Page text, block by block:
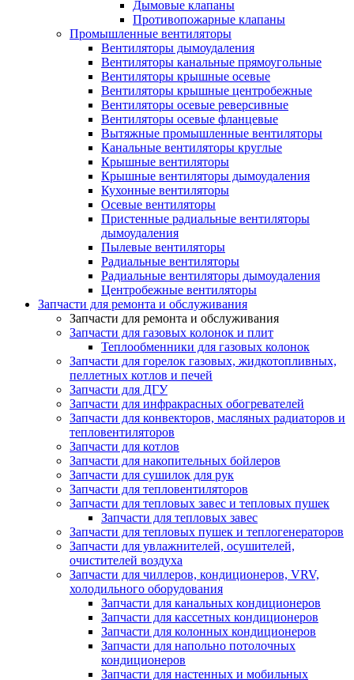
Дымовые клапаны
Противопожарные клапаны
Промышленные вентиляторы
Вентиляторы дымоудаления
Вентиляторы канальные прямоугольные
Вентиляторы крышные осевые
Вентиляторы крышные центробежные
Вентиляторы осевые реверсивные
Вентиляторы осевые фланцевые
Вытяжные промышленные вентиляторы
Канальные вентиляторы круглые
Крышные вентиляторы
Крышные вентиляторы дымоудаления
Кухонные вентиляторы
Осевые вентиляторы
Пристенные радиальные вентиляторы
дымоудаления
Пылевые вентиляторы
Радиальные вентиляторы
Радиальные вентиляторы дымоудаления
Центробежные вентиляторы
Запчасти для ремонта и обслуживания
Запчасти для ремонта и обслуживания
Запчасти для газовых колонок и плит
Теплообменники для газовых колонок
Запчасти для горелок газовых, жидкотопливных,
пеллетных котлов и печей
Запчасти для ДГУ
Запчасти для инфракрасных обогревателей
Запчасти для конвекторов, масляных радиаторов и
тепловентиляторов
Запчасти для котлов
Запчасти для накопительных бойлеров
Запчасти для сушилок для рук
Запчасти для тепловентиляторов
Запчасти для тепловых завес и тепловых пушек
Запчасти для тепловых завес
Запчасти для тепловых пушек и теплогенераторов
Запчасти для увлажнителей, осушителей,
очистителей воздуха
Запчасти для чиллеров, кондиционеров, VRV,
холодильного оборудования
Запчасти для канальных кондиционеров
Запчасти для кассетных кондиционеров
Запчасти для колонных кондиционеров
Запчасти для напольно потолочных
кондиционеров
Запчасти для настенных и мобильных